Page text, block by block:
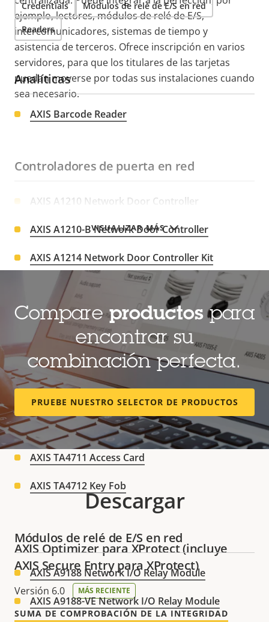
ejemplo, lectores, módulos de relé de E/S,
intercomunicadores, sistemas de tiempo y
asistencia de terceros. Ofrece inscripción en varios
servidores, para que los titulares de las tarjetas
puedan moverse por todas sus instalaciones cuando
sea necesario.
Credentials Módulos de relé de E/S en red
Readers
VISUALIZAR MÁS
Analíticas
AXIS Barcode Reader
Controladores de puerta en red
AXIS A1210 Network Door Controller
AXIS A1210-B Network Door Controller
AXIS A1214 Network Door Controller Kit
AXIS A1610 Network Door Controller
AXIS A1610-B Network Door Controller
AXIS A1710-B Network Door Controller
AXIS A1810-B Network Door Controller
Credentials
AXIS TA4711 Access Card
AXIS TA4712 Key Fob
Módulos de relé de E/S en red
AXIS A9188 Network I/O Relay Module
AXIS A9188-VE Network I/O Relay Module
Compareproductospara
encontrar su
combinación perfecta.
PRUEBE NUESTRO SELECTOR DE PRODUCTOS
Descargar
AXIS Optimizer para XProtect (incluye
AXIS Secure Entry para XProtect)
Versión 6.0 MÁS RECIENTE
SUMA DE COMPROBACIÓN DE LA INTEGRIDAD